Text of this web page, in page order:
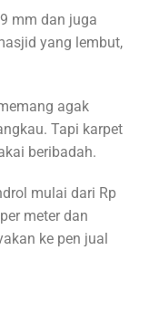
mm dan juga
yang lembut,
agak
Tapi karpet
beribadah.
mulai dari Rp
meter dan
ke pen jual